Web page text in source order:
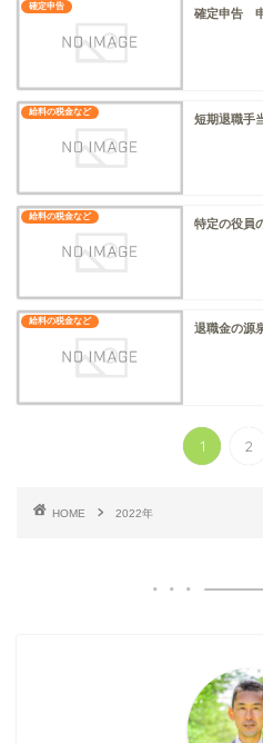
確定申告
確定申告 申
給料の税金など
短期退職手
給料の税金など
特定の役員
給料の税金など
退職金の源
1 2
HOME 2022年